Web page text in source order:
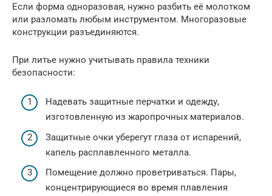
Если форма одноразовая, нужно разбить её молотком
или разломать любым инструментом. Многоразовые
конструкции разъединяются.
При литье нужно учитывать правила техники
безопасности:
Надевать защитные перчатки и одежду,
изготовленную из жаропрочных материалов.
Защитные очки уберегут глаза от испарений,
капель расплавленного металла.
Помещение должно проветриваться. Пары,
концентрирующиеся во время плавления